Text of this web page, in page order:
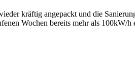
kräftig angepackt und die
Wochen bereits mehr als